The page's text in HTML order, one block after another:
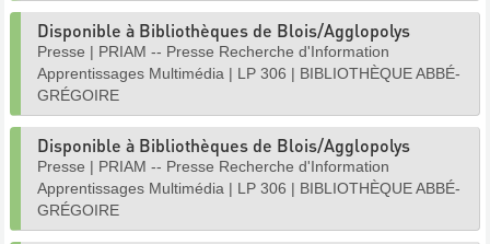
Disponible à Bibliothèques de Blois/Agglopolys
Presse | PRIAM -- Presse Recherche d'Information
Apprentissages Multimédia | LP 306 | BIBLIOTHÈQUE ABBÉ-
GRÉGOIRE
Disponible à Bibliothèques de Blois/Agglopolys
Presse | PRIAM -- Presse Recherche d'Information
Apprentissages Multimédia | LP 306 | BIBLIOTHÈQUE ABBÉ-
GRÉGOIRE